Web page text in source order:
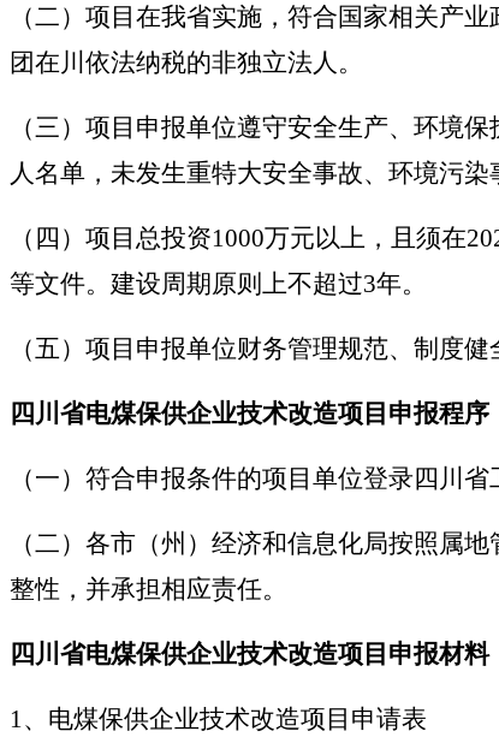
（二）项目在我省实施，符合国家相关产
团在川依法纳税的非独立法人。
（三）项目申报单位遵守安全生产、环境
人名单，未发生重特大安全事故、环境污染
（四）项目总投资1000万元以上，且须在
等文件。建设周期原则上不超过3年。
（五）项目申报单位财务管理规范、制度健
四川省电煤保供企业技术改造项目申报程序
（一）符合申报条件的项目单位登录四川
（二）各市（州）经济和信息化局按照属
整性，并承担相应责任。
四川省电煤保供企业技术改造项目申报材料
1、电煤保供企业技术改造项目申请表